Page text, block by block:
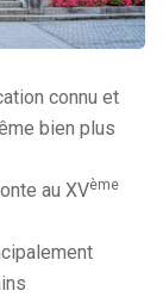
connu et
bien plus
au XVème